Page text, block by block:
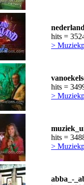
hits =
>
hits =
>
hits =
>
abba_-